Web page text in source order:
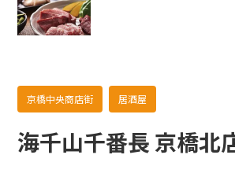
京橋中央商店街 居酒屋
海千山千番長 京橋北